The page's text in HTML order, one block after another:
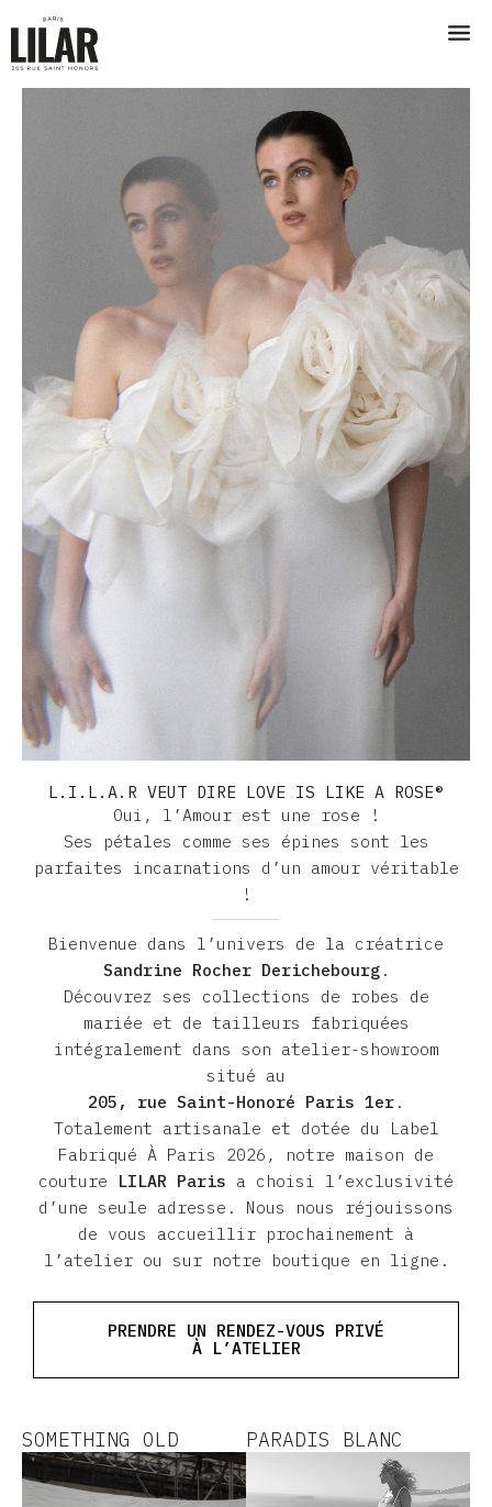
L.I.L.A.R VEUT DIRE LOVE IS LIKE A ROSE®
Oui, l’Amour est une rose !
Ses pétales comme ses épines sont les
parfaites incarnations d’un amour véritable
!
Bienvenue dans l’univers de la créatrice
Sandrine Rocher Derichebourg.
Découvrez ses collections de robes de
mariée et de tailleurs fabriquées
intégralement dans son atelier-showroom
situé au
205, rue Saint-Honoré Paris 1er .
Totalement artisanale et dotée du Label
Fabriqué À Paris 2026, notre maison de
couture
LILAR Paris a choisi l’exclusivité
d’une seule adresse. Nous nous réjouissons
de vous accueillir prochainement à
l’atelier ou sur notre boutique en ligne.
PRENDRE UN RENDEZ-VOUS PRIVÉ
À L’ATELIER
SOMETHING OLD PARADIS BLANC